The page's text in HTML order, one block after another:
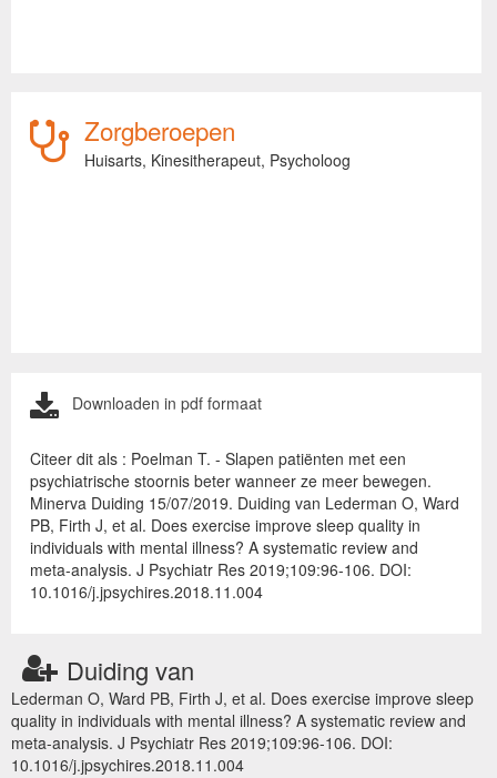
Zorgberoepen
Huisarts, Kinesitherapeut, Psycholoog
Downloaden in pdf formaat
Citeer dit als : Poelman T. - Slapen patiënten met een
psychiatrische stoornis beter wanneer ze meer bewegen.
Minerva Duiding 15/07/2019. Duiding van Lederman O, Ward
PB, Firth J, et al. Does exercise improve sleep quality in
individuals with mental illness? A systematic review and
meta-analysis. J Psychiatr Res 2019;109:96-106. DOI:
10.1016/j.jpsychires.2018.11.004
Duiding van
Lederman O, Ward PB, Firth J, et al. Does exercise improve sleep
quality in individuals with mental illness? A systematic review and
meta-analysis. J Psychiatr Res 2019;109:96-106. DOI:
10.1016/j.jpsychires.2018.11.004